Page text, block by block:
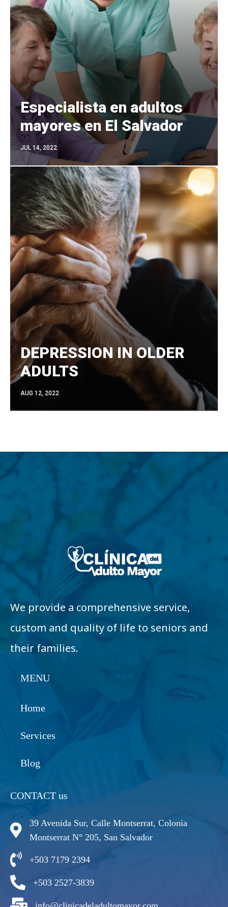
Especialista en adultos
mayores en El Salvador
JUL 14, 2022
DEPRESSION IN OLDER
ADULTS
AUG 12, 2022
We provide a comprehensive service,
custom and quality of life to seniors and
their families.
MENU
Home
Services
Blog
CONTACT us
39 Avenida Sur, Calle Montserrat, Colonia
Montserrat N° 205, San Salvador
+503 7179 2394
+503 2527-3839